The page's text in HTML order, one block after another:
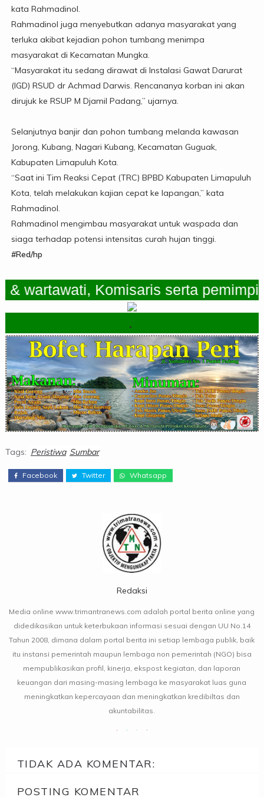
kata Rahmadinol.
Rahmadinol juga menyebutkan adanya masyarakat yang
terluka akibat kejadian pohon tumbang menimpa
masyarakat di Kecamatan Mungka.
“Masyarakat itu sedang dirawat di Instalasi Gawat Darurat
(IGD) RSUD dr Achmad Darwis. Rencananya korban ini akan
dirujuk ke RSUP M Djamil Padang,” ujarnya.
Selanjutnya banjir dan pohon tumbang melanda kawasan
Jorong, Kubang, Nagari Kubang, Kecamatan Guguak,
Kabupaten Limapuluh Kota.
“Saat ini Tim Reaksi Cepat (TRC) BPBD Kabupaten Limapuluh
Kota, telah melakukan kajian cepat ke lapangan,” kata
Rahmadinol.
Rahmadinol mengimbau masyarakat untuk waspada dan
siaga terhadap potensi intensitas curah hujan tinggi.
#Red/hp
Komisaris serta pemimpin
Tags: Peristiwa Sumbar
Facebook Twitter Whatsapp
Redaksi
Media online www.trimantranews.com adalah portal berita online yang
didedikasikan untuk keterbukaan informasi sesuai dengan UU No.14
Tahun 2008, dimana dalam portal berita ini setiap lembaga publik, baik
itu instansi pemerintah maupun lembaga non pemerintah (NGO) bisa
mempublikasikan profil, kinerja, ekspost kegiatan, dan laporan
keuangan dari masing-masing lembaga ke masyarakat luas guna
meningkatkan kepercayaan dan meningkatkan kredibiltas dan
akuntabilitas.
TIDAK ADA KOMENTAR:
POSTING KOMENTAR